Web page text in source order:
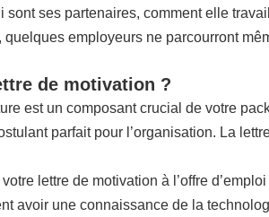
sont ses partenaires, comment elle
employeurs ne parcourront
de motivation ?
est un composant crucial de votre
parfait pour l’organisation. La
lettre de motivation à l’offre
avoir une connaissance de la